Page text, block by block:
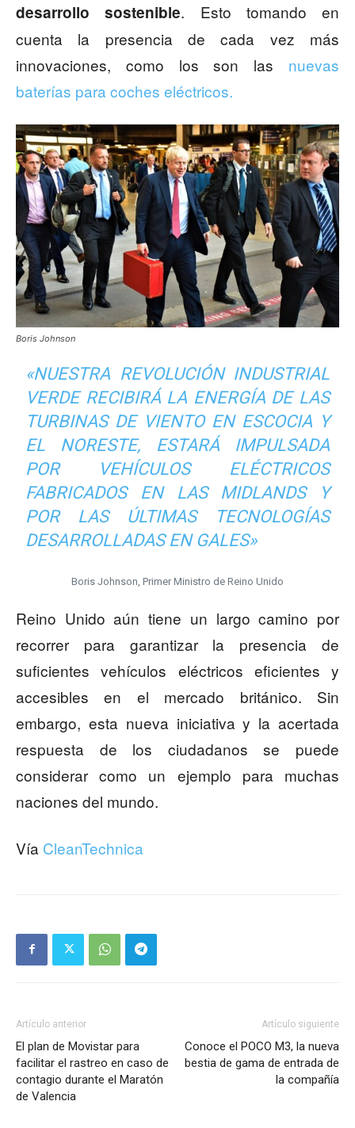
desarrollo sostenible. Esto tomando en
cuenta la presencia de cada vez más
innovaciones, como los son las nuevas
baterías para coches eléctricos.
Boris Johnson
«NUESTRA REVOLUCIÓN INDUSTRIAL
VERDE RECIBIRÁ LA ENERGÍA DE LAS
TURBINAS DE VIENTO EN ESCOCIA Y
EL NORESTE, ESTARÁ IMPULSADA
POR VEHÍCULOS ELÉCTRICOS
FABRICADOS EN LAS MIDLANDS Y
POR LAS ÚLTIMAS TECNOLOGÍAS
DESARROLLADAS EN GALES»
Boris Johnson, Primer Ministro de Reino Unido
Reino Unido aún tiene un largo camino por
recorrer para garantizar la presencia de
suficientes vehículos eléctricos eficientes y
accesibles en el mercado británico. Sin
embargo, esta nueva iniciativa y la acertada
respuesta de los ciudadanos se puede
considerar como un ejemplo para muchas
naciones del mundo.
Vía CleanTechnica
Artículo anterior
El plan de Movistar para
facilitar el rastreo en caso de
contagio durante el Maratón
de Valencia
Artículo siguiente
Conoce el POCO M3, la nueva
bestia de gama de entrada de
la compañía